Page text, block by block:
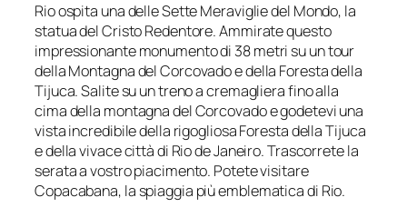
Rio ospita una delle Sette Meraviglie del Mondo, la
statua del Cristo Redentore. Ammirate questo
impressionante monumento di 38 metri su un tour
della Montagna del Corcovado e della Foresta della
Tijuca. Salite su un treno a cremagliera fino alla
cima della montagna del Corcovado e godetevi una
vista incredibile della rigogliosa Foresta della Tijuca
e della vivace città di Rio de Janeiro. Trascorrete la
serata a vostro piacimento. Potete visitare
Copacabana, la spiaggia più emblematica di Rio.